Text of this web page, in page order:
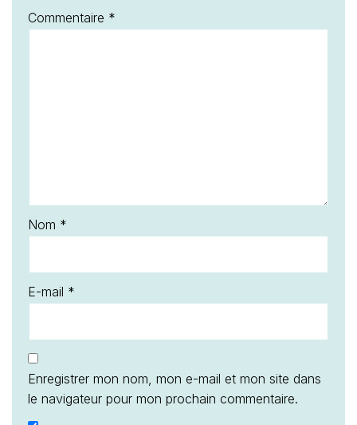
Commentaire *
Nom *
E-mail *
Enregistrer mon nom, mon e-mail et mon site dans
le navigateur pour mon prochain commentaire.